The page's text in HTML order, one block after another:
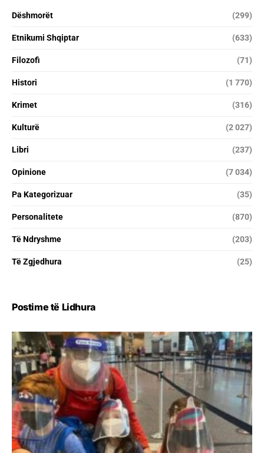
Dëshmorët (299)
Etnikumi Shqiptar (633)
Filozofi (71)
Histori (1 770)
Krimet (316)
Kulturë (2 027)
Libri (237)
Opinione (7 034)
Pa Kategorizuar (35)
Personalitete (870)
Të Ndryshme (203)
Të Zgjedhura (25)
Postime të Lidhura